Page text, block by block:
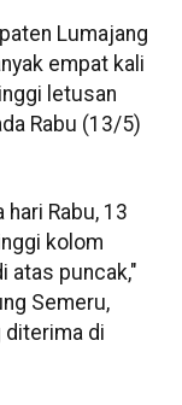
Lumajang
empat kali
letusan
Rabu (13/5)
Rabu, 13
kolom
atas puncak,"
Semeru,
diterima di